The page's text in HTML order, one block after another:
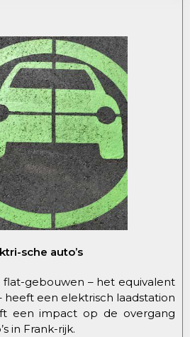
sche auto’s
flat-gebouwen – het equivalent
heeft een elektrisch laadstation
een impact op de overgang
in Frank-rijk.